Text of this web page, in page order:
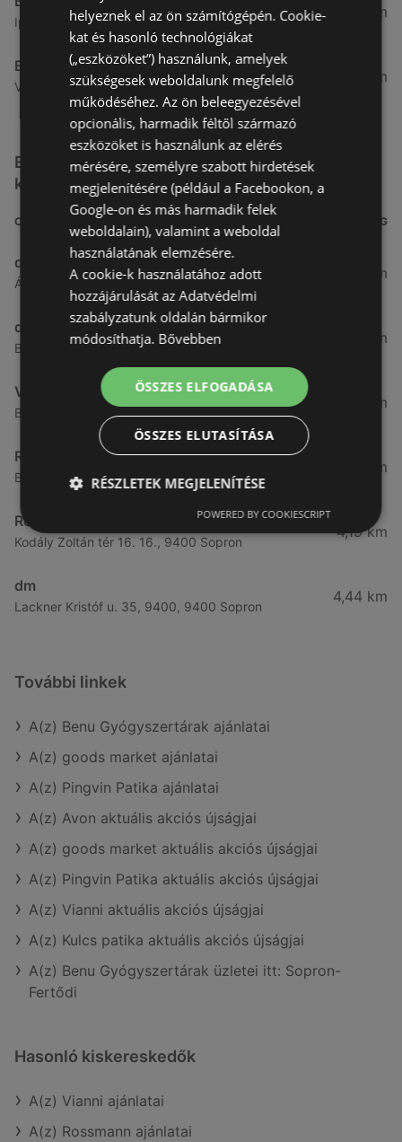
Ipar Körút 30, 9400 Sopron
7,03 km
Benu Gyógyszertárak
Vasút Sor 1, 9432 Fertőd
26,99 km
Egyéb Kozmetikumok és Drogéria üzletek a
közelben
CÍM TÁVOLSÁG
dm
Ágfalvi út 4, 9400, 9400 Sopron
3,26 km
dm
Besenyő u. 23, 9400 Sopron
3,28 km
Vianni
Bánfalvi út 14., 9400 Sopron
3,57 km
Rossmann
Bánfalvi út 6-8., 9400 Sopron
3,83 km
Rossmann
Kodály Zoltán tér 16. 16., 9400 Sopron
4,19 km
dm
Lackner Kristóf u. 35, 9400, 9400 Sopron
4,44 km
További linkek
A(z) Benu Gyógyszertárak ajánlatai
A(z) goods market ajánlatai
A(z) Pingvin Patika ajánlatai
A(z) Avon aktuális akciós újságjai
A(z) goods market aktuális akciós újságjai
A(z) Pingvin Patika aktuális akciós újságjai
A(z) Vianni aktuális akciós újságjai
A(z) Kulcs patika aktuális akciós újságjai
A(z) Benu Gyógyszertárak üzletei itt: Sopron-
Fertődi
Hasonló kiskereskedők
A(z) Vianni ajánlatai
A(z) Rossmann ajánlatai
helyeznek el az ön számítógépén. Cookie-
kat és hasonló technológiákat
(„eszközöket”) használunk, amelyek
szükségesek weboldalunk megfelelő
működéséhez. Az ön beleegyezésével
opcionális, harmadik féltől származó
eszközöket is használunk az elérés
mérésére, személyre szabott hirdetések
megjelenítésére (például a Facebookon, a
Google-on és más harmadik felek
weboldalain), valamint a weboldal
használatának elemzésére.
A cookie-k használatához adott
hozzájárulását az Adatvédelmi
szabályzatunk oldalán bármikor
módosíthatja. Bővebben
ÖSSZES ELFOGADÁSA
ÖSSZES ELUTASÍTÁSA
RÉSZLETEK MEGJELENÍTÉSE
POWERED BY COOKIESCRIPT